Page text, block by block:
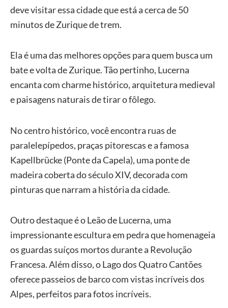
deve visitar essa cidade que está a cerca de 50
minutos de Zurique de trem.
Ela é uma das melhores opções para quem busca um
bate e volta de Zurique. Tão pertinho, Lucerna
encanta com charme histórico, arquitetura medieval
e paisagens naturais de tirar o fôlego.
No centro histórico, você encontra ruas de
paralelepípedos, praças pitorescas e a famosa
Kapellbrücke (Ponte da Capela), uma ponte de
madeira coberta do século XIV, decorada com
pinturas que narram a história da cidade.
Outro destaque é o Leão de Lucerna, uma
impressionante escultura em pedra que homenageia
os guardas suíços mortos durante a Revolução
Francesa. Além disso, o Lago dos Quatro Cantões
oferece passeios de barco com vistas incríveis dos
Alpes, perfeitos para fotos incríveis.